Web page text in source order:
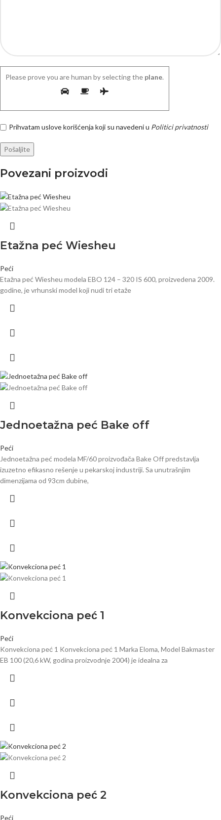
Please prove you are human by selecting the plane.
Prihvatam uslove korišćenja koji su navedeni u Politici privatnosti
Povezani proizvodi
Etažna peć Wiesheu
Peći
Etažna peć Wiesheu modela EBO 124 – 320 IS 600, proizvedena 2009.
godine, je vrhunski model koji nudi tri etaže
Jednoetažna peć Bake off
Peći
Jednoetažna peć modela MF/60 proizvođača Bake Off predstavlja
izuzetno efikasno rešenje u pekarskoj industriji. Sa unutrašnjim
dimenzijama od 93cm dubine,
Konvekciona peć 1
Peći
Konvekciona peć 1 Konvekciona peć 1 Marka Eloma, Model Bakmaster
EB 100 (20,6 kW, godina proizvodnje 2004) je idealna za
Konvekciona peć 2
Peći